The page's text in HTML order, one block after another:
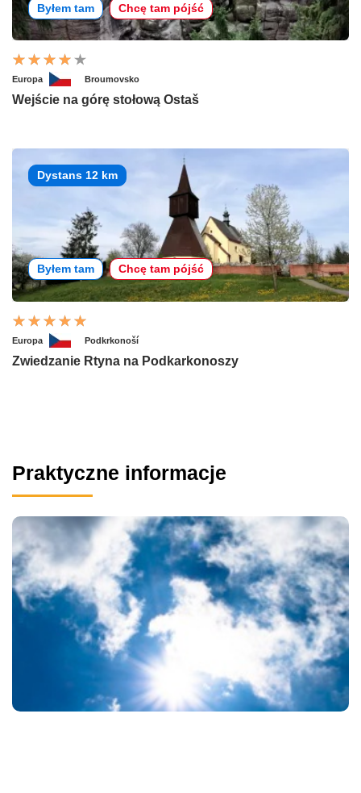
Byłem tam Chcę tam pójść
Europa Broumovsko
Wejście na górę stołową Ostaš
Dystans 12 km
Byłem tam Chcę tam pójść
Europa Podkrkonoší
Zwiedzanie Rtyna na Podkarkonoszy
Praktyczne informacje